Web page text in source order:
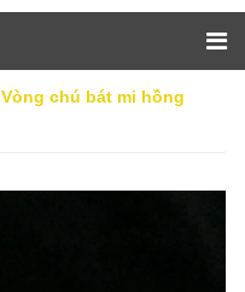
Vòng chú bát mi hồng